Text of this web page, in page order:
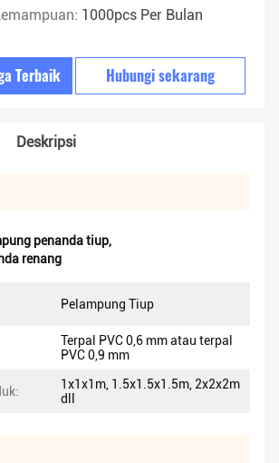
1000pcs Per Bulan
Terbaik Hubungi sekarang
Deskripsi
penanda tiup,
renang
Pelampung Tiup
Terpal PVC 0,6 mm atau terpal
PVC 0,9 ​​mm
1x1x1m, 1.5x1.5x1.5m, 2x2x2m
dll